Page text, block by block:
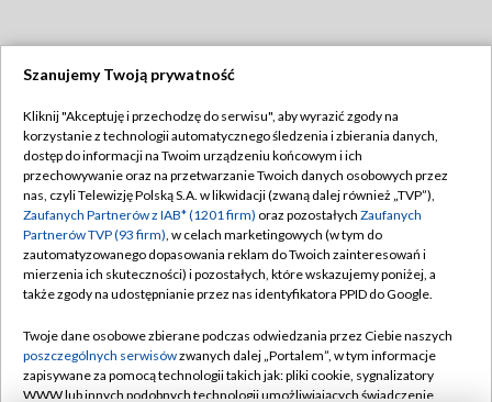
TVP
Abonament TVP
Emisja w TVP
Centrum informacji TVP
Naziemna Telewizja Cyfrowa
Rada Programowa
System NOS
Regulamin TVP
Polityka prywatności
Moje zgody
Pomoc
Kontakt
Szanujemy Twoją prywatność
Kliknij "Akceptuję i przechodzę do serwisu", aby wyrazić zgody na
korzystanie z technologii automatycznego śledzenia i zbierania danych,
dostęp do informacji na Twoim urządzeniu końcowym i ich
przechowywanie oraz na przetwarzanie Twoich danych osobowych przez
nas, czyli Telewizję Polską S.A. w likwidacji (zwaną dalej również „TVP”),
Zaufanych Partnerów z IAB* (1201 firm) oraz pozostałych Zaufanych
Partnerów TVP (93 firm), w celach marketingowych (w tym do
zautomatyzowanego dopasowania reklam do Twoich zainteresowań i
mierzenia ich skuteczności) i pozostałych, które wskazujemy poniżej, a
także zgody na udostępnianie przez nas identyfikatora PPID do Google.
Twoje dane osobowe zbierane podczas odwiedzania przez Ciebie naszych
poszczególnych serwisówzwanych dalej „Portalem”, w tym informacje
zapisywane za pomocą technologii takich jak: pliki cookie, sygnalizatory
WWW lub innych podobnych technologii umożliwiających świadczenie